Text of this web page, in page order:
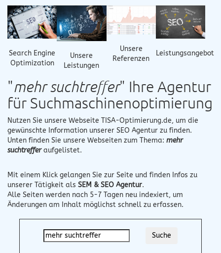
Search Engine
Optimization
Unsere
Leistungen
Unsere
Referenzen
Leistungsangebot
"mehr suchtreffer" Ihre Agentur
für Suchmaschinenoptimierung
Nutzen Sie unsere Webseite TISA-Optimierung.de, um die
gewünschte Information unserer SEO Agentur zu finden.
Unten finden Sie unsere Webseiten zum Thema: mehr
suchtrefferaufgelistet.
Mit einem Klick gelangen Sie zur Seite und finden Infos zu
unserer Tätigkeit als SEM & SEO Agentur.
Alle Seiten werden nach 5-7 Tagen neu indexiert, um
Änderungen am Inhalt möglichst schnell zu erfassen.